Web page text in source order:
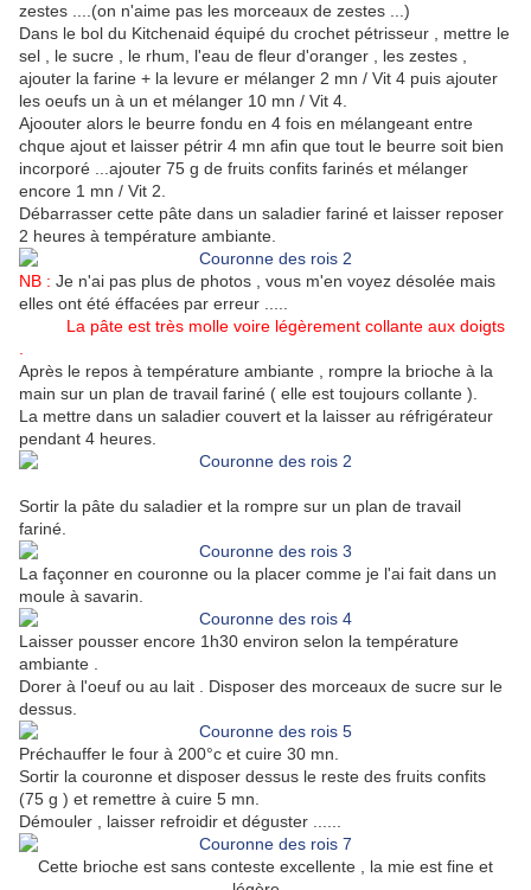
zestes ....(on n'aime pas les morceaux de zestes ...)
Dans le bol du Kitchenaid équipé du crochet pétrisseur , mettre le
sel , le sucre , le rhum, l'eau de fleur d'oranger , les zestes ,
ajouter la farine + la levure er mélanger 2 mn / Vit 4 puis ajouter
les oeufs un à un et mélanger 10 mn / Vit 4.
Ajoouter alors le beurre fondu en 4 fois en mélangeant entre
chque ajout et laisser pétrir 4 mn afin que tout le beurre soit bien
incorporé ...ajouter 75 g de fruits confits farinés et mélanger
encore 1 mn / Vit 2.
Débarrasser cette pâte dans un saladier fariné et laisser reposer
2 heures à température ambiante.
NB : Je n'ai pas plus de photos , vous m'en voyez désolée mais
elles ont été éffacées par erreur .....
La pâte est très molle voire légèrement collante aux doigts
Après le repos à température ambiante , rompre la brioche à la
main sur un plan de travail fariné ( elle est toujours collante ).
La mettre dans un saladier couvert et la laisser au réfrigérateur
pendant 4 heures.
Sortir la pâte du saladier et la rompre sur un plan de travail
fariné.
La façonner en couronne ou la placer comme je l'ai fait dans un
moule à savarin.
Laisser pousser encore 1h30 environ selon la température
ambiante .
Dorer à l'oeuf ou au lait . Disposer des morceaux de sucre sur le
dessus.
Préchauffer le four à 200°c et cuire 30 mn.
Sortir la couronne et disposer dessus le reste des fruits confits
(75 g ) et remettre à cuire 5 mn.
Démouler , laisser refroidir et déguster ......
Cette brioche est sans conteste excellente , la mie est fine et